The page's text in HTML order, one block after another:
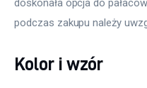
doskonała opcja do
podczas zakupu należy
Kolor i wzór